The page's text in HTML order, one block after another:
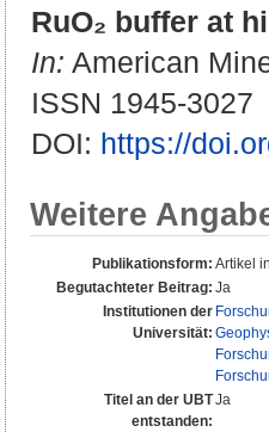
RuO₂ buffer at
In: American
ISSN 1945-3027
DOI: https://
Weitere
Publikationsform: Artikel
Begutachteter Beitrag: Ja
Institutionen der
Universität:
Titel an der UBT
entstanden:
Ja